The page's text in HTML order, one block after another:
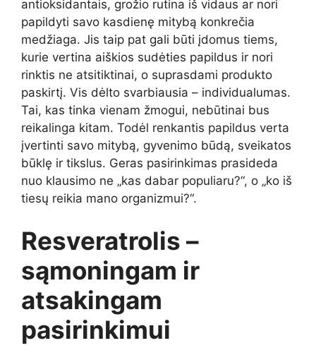
antioksidantais, grožio rutina iš vidaus ar nori
papildyti savo kasdienę mitybą konkrečia
medžiaga. Jis taip pat gali būti įdomus tiems,
kurie vertina aiškios sudėties papildus ir nori
rinktis ne atsitiktinai, o suprasdami produkto
paskirtį. Vis dėlto svarbiausia – individualumas.
Tai, kas tinka vienam žmogui, nebūtinai bus
reikalinga kitam. Todėl renkantis papildus verta
įvertinti savo mitybą, gyvenimo būdą, sveikatos
būklę ir tikslus. Geras pasirinkimas prasideda
nuo klausimo ne „kas dabar populiaru?“, o „ko iš
tiesų reikia mano organizmui?“.
Resveratrolis –
sąmoningam ir
atsakingam
pasirinkimui